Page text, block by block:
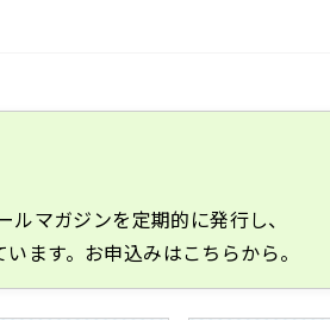
マガジンを定期的に発行し、
ます。お申込みはこちらから。